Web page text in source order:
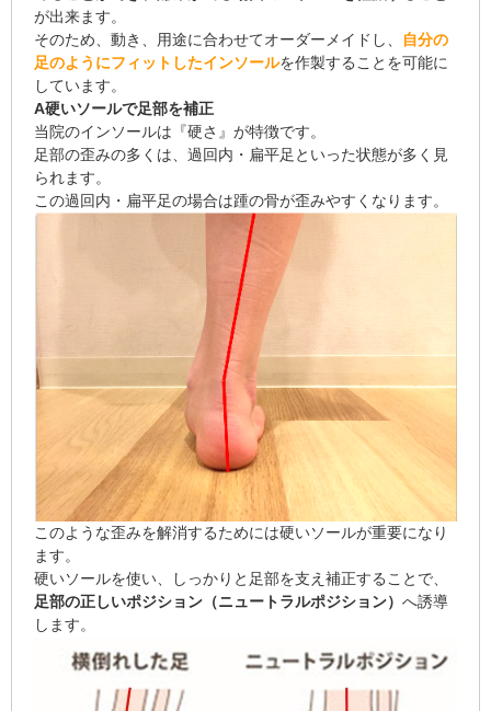
が出来ます。
そのため、動き、用途に合わせてオーダーメイドし、
自分の
足のようにフィットしたインソールを作製することを可能に
しています。
A硬いソールで足部を補正
当院のインソールは『硬さ』が特徴です。
足部の歪みの多くは、過回内・扁平足といった状態が多く見
られます。
この過回内・扁平足の場合は踵の骨が歪みやすくなります。
このような歪みを解消するためには硬いソールが重要になり
ます。
硬いソールを使い、しっかりと足部を支え補正することで、
足部の正しいポジション（ニュートラルポジション） へ誘導
します。